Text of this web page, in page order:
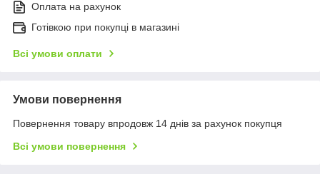
Оплата на рахунок
Готівкою при покупці в магазині
Всі умови оплати
Умови повернення
Повернення товару впродовж 14 днів за рахунок покупця
Всі умови повернення